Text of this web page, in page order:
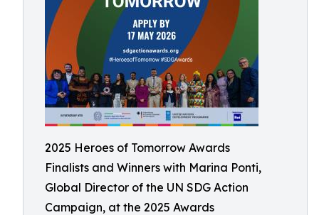
2025 Heroes of Tomorrow Awards
Finalists and Winners with Marina Ponti,
Global Director of the UN SDG Action
Campaign, at the 2025 Awards